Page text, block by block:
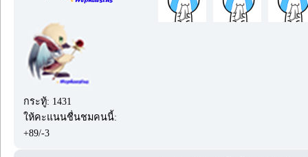
กระทู้: 1431
ให้คะแนนชื่นชมคนนี้:
+89/-3